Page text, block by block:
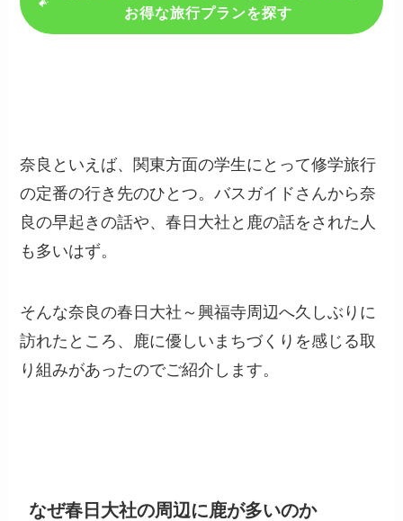
お得な旅行プランを探す
奈良といえば、関東方面の学生にとって修学旅行
の定番の行き先のひとつ。バスガイドさんから奈
良の早起きの話や、春日大社と鹿の話をされた人
も多いはず。
そんな奈良の春日大社～興福寺周辺へ久しぶりに
訪れたところ、鹿に優しいまちづくりを感じる取
り組みがあったのでご紹介します。
なぜ春日大社の周辺に鹿が多いのか